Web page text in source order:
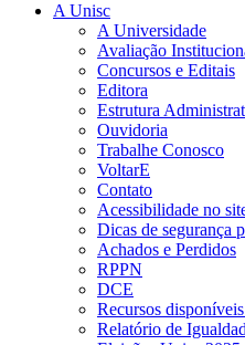
A Unisc
A Universidade
Avaliação
Concursos e Editais
Editora
Estrutura
Ouvidoria
Trabalhe Conosco
VoltarE
Contato
Acessibilidade no
Dicas de segurança
Achados e Perdidos
RPPN
DCE
Recursos
Relatório de